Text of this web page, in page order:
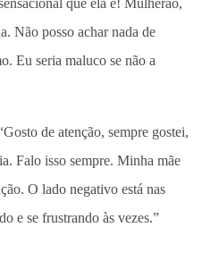
Não posso achar nada de
Eu seria maluco se não a
de atenção, sempre gostei,
Falo isso sempre. Minha mãe
O lado negativo está nas
e se frustrando às vezes.”